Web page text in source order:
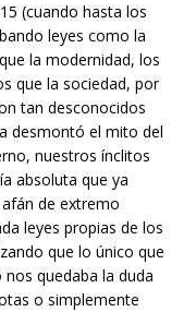
(cuando hasta los
leyes como la
la modernidad, los
que la sociedad, por
tan desconocidos
desmontó el mito del
nuestros ínclitos
absoluta que ya
de extremo
leyes propias de los
que lo único que
quedaba la duda
o simplemente